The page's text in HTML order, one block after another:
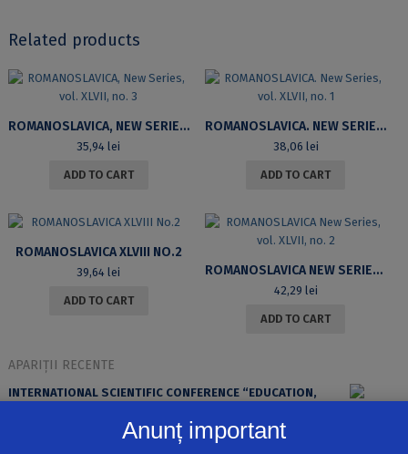
Related products
ROMANOSLAVICA, NEW SERIES, VOL. XLVII, NO. 3
35,94 lei
ADD TO CART
ROMANOSLAVICA. NEW SERIES, VOL. XLVII, NO. 1
38,06 lei
ADD TO CART
ROMANOSLAVICA XLVIII NO.2
39,64 lei
ADD TO CART
ROMANOSLAVICA NEW SERIES, VOL. XLVII, NO. 2
42,29 lei
ADD TO CART
APARIȚII RECENTE
INTERNATIONAL SCIENTIFIC CONFERENCE “EDUCATION,
Anunț important